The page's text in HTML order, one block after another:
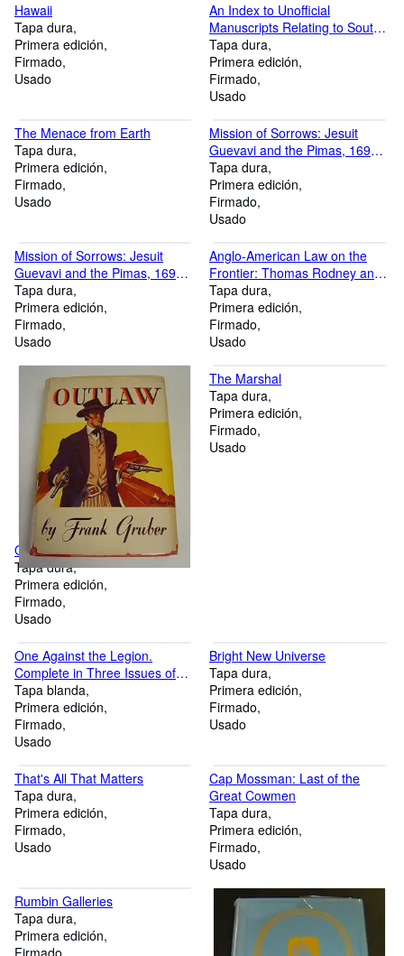
Hawaii
Tapa dura
Primera edición
Firmado
Usado
An Index to Unofficial
Manuscripts Relating to South
Africa 1812-1920
Tapa dura
Primera edición
Firmado
Usado
The Menace from Earth
Tapa dura
Primera edición
Firmado
Usado
Mission of Sorrows: Jesuit
Guevavi and the Pimas, 1691-
1767
Tapa dura
Primera edición
Firmado
Usado
Mission of Sorrows: Jesuit
Guevavi and the Pimas, 1691-
1767
Tapa dura
Primera edición
Firmado
Usado
Anglo-American Law on the
Frontier: Thomas Rodney and
His Territorial Cases
Tapa dura
Primera edición
Firmado
Usado
Outlaw
Tapa dura
Primera edición
Firmado
Usado
The Marshal
Tapa dura
Primera edición
Firmado
Usado
One Against the Legion.
Complete in Three Issues of
Astounding Science Fiction:
Volume XXII, Numbers 2-4,
April-June 1939.
Tapa blanda
Primera edición
Firmado
Usado
Bright New Universe
Tapa dura
Primera edición
Firmado
Usado
That's All That Matters
Tapa dura
Primera edición
Firmado
Usado
Cap Mossman: Last of the
Great Cowmen
Tapa dura
Primera edición
Firmado
Usado
Rumbin Galleries
Tapa dura
Primera edición
Firmado